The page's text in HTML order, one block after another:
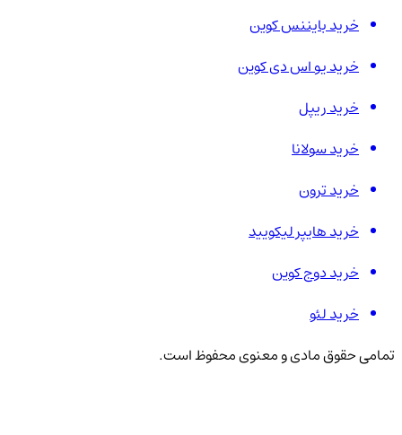
خرید بایننس کوین
خرید یو اس دی کوین
خرید ریپل
خرید سولانا
خرید ترون
خرید هایپر لیکویید
خرید دوج کوین
خرید لئو
تمامی حقوق مادی و معنوی محفوظ است.